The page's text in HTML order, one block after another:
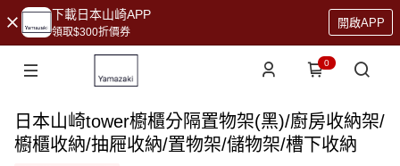
下載日本山崎APP
領取$300折價券
開啟APP
0
日本山崎tower櫥櫃分隔置物架(黑)/廚房收納架/
櫥櫃收納/抽屜收納/置物架/儲物架/槽下收納